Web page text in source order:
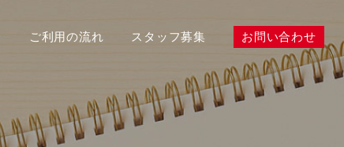
ご利用の流れ スタッフ募集 お問い合わせ